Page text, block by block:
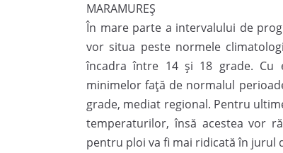
MARAMUREŞ
În mare parte a intervalului de
vor situa peste normele
încadra între 14 și 18 grade. Cu
minimelor față de normalul
grade, mediat regional. Pentru
temperaturilor, însă acestea vor
pentru ploi va fi mai ridicată în jurul